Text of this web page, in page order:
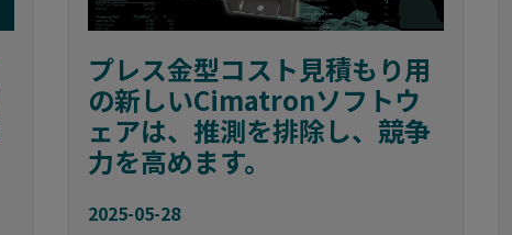
プレス金型コスト見積もり用
の新しいCimatronソフトウ
ェアは、推測を排除し、競争
力を高めます。
2025-05-28